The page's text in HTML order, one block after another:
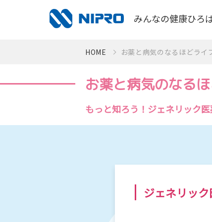
みんなの健康ひろ
かかりつけ薬局をつくろう！
お薬と病気のなるほどライブラリ
HOME お薬と病気のなるほどライ
お薬と病気のなる
もっと知ろう！ジェネリック
ジェネリッ